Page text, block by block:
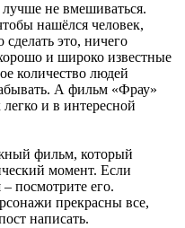
не вмешиваться.
нашёлся человек,
это, ничего
и широко известные
количество людей
А фильм «Фрау»
и в интересной
фильм, который
момент. Если
посмотрите его.
прекрасны все,
написать.